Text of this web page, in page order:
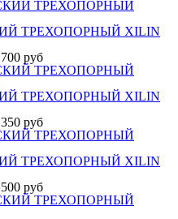
ТРЕХОПОРНЫЙ XILIN
руб
ТРЕХОПОРНЫЙ XILIN
руб
ТРЕХОПОРНЫЙ XILIN
руб